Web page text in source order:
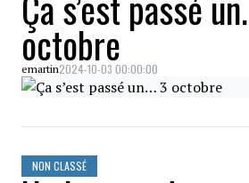
octobre
emartin2024-10-03 00:00:00
NON CLASSÉ